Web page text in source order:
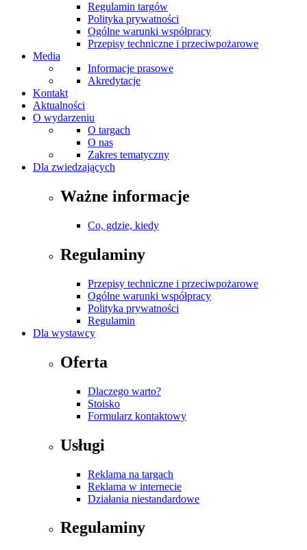
Regulamin targów
Polityka prywatności
Ogólne warunki współpracy
Przepisy techniczne i przeciwpożarowe
Media
Informacje prasowe
Akredytacje
Kontakt
Aktualności
O wydarzeniu
O targach
O nas
Zakres tematyczny
Dla zwiedzających
Ważne informacje
Co, gdzie, kiedy
Regulaminy
Przepisy techniczne i przeciwpożarowe
Ogólne warunki współpracy
Polityka prywatności
Regulamin
Dla wystawcy
Oferta
Dlaczego warto?
Stoisko
Formularz kontaktowy
Usługi
Reklama na targach
Reklama w internecie
Działania niestandardowe
Regulaminy